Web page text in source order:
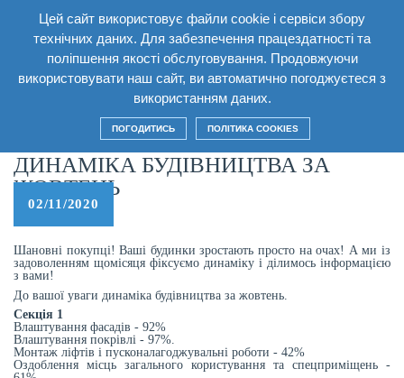
Цей сайт використовує файли cookie і сервіси збору
технічних даних. Для забезпечення працездатності та
поліпшення якості обслуговування. Продовжуючи
використовувати наш сайт, ви автоматично погоджуєтеся з
використанням даних.
ПОГОДИТИСЬ ПОЛІТИКА COOKIES
UA
Динаміка будівництва за жовтень
ДИНАМІКА БУДІВНИЦТВА ЗА
ЖОВТЕНЬ
02/11/2020
Шановні покупці! Ваші будинки зростають просто на очах! А ми із
задоволенням щомісяця фіксуємо динаміку і ділимось інформацією
з вами!
До вашої уваги динаміка будівництва за жовтень.
Секція 1
Влаштування фасадів - 92%
Влаштування покрівлі - 97%.
Монтаж ліфтів і пусконалагоджувальні роботи - 42%
Оздоблення місць загального користування та спецприміщень -